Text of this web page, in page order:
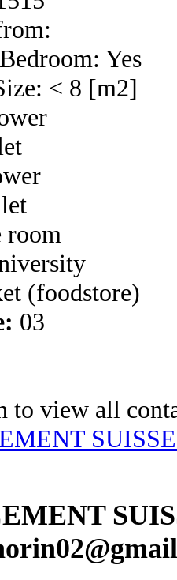
Yes
< 8 [m2]
room
(foodstore)
03
to view all